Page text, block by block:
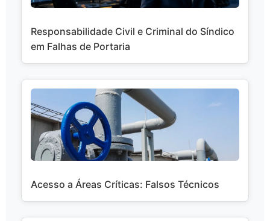
Responsabilidade Civil e Criminal do Síndico
em Falhas de Portaria
Acesso a Áreas Críticas: Falsos Técnicos